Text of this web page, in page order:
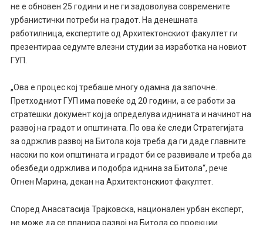
не е обновен 25 години и не ги задоволува современите
урбанистички потреби на градот. На денешната
работилница, експертите од Архитектонскиот факултет ги
презентираа седумте влезни студии за изработка на новиот
ГУП.
„Ова е процес кој требаше многу одамна да започне.
Претходниот ГУП има повеќе од 20 години, а се работи за
стратешки документ кој ја определува иднината и начинот на
развој на градот и општината. По ова ќе следи Стратегијата
за одржлив развој на Битола која треба да ги даде главните
насоки по кои општината и градот би се развивале и треба да
обезбеди одржлива и подобра иднина за Битола“, рече
Огнен Марина, декан на Архитектонскиот факултет.
Според Анасатасија Трајковска, национален урбан експерт,
не може да се планира развој на Битола со проекции